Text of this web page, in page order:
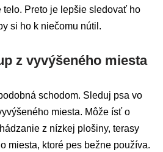
Preto je lepšie sledovať ho
si ho k niečomu nútil.
z vyvýšeného miesta
schodom. Sleduj psa vo
miesta. Môže ísť o
z nízkej plošiny, terasy
miesta, ktoré pes bežne používa.